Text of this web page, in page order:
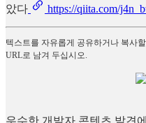
았다 https://qiita.com/
텍스트를 자유롭게 공유하거나 복사
URL로 남겨 두십시오.
우수한 개발자 콘텐츠 발견